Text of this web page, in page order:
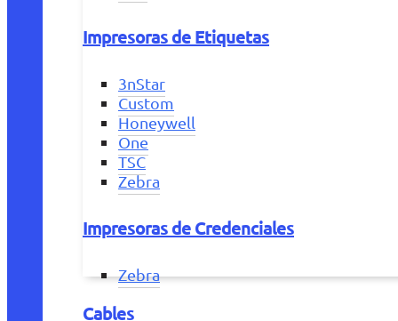
Impresoras de Etiquetas
3nStar
Custom
Honeywell
One
TSC
Zebra
Impresoras de Credenciales
Zebra
Cables